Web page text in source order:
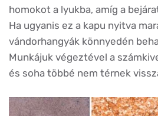
homokot a lyukba, amíg a
Ha ugyanis ez a kapu nyitva
vándorhangyák könnyedén
Munkájuk végeztével a
és soha többé nem térnek